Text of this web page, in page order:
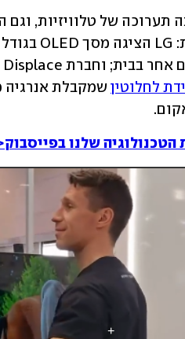
לחלוטין
שלנו